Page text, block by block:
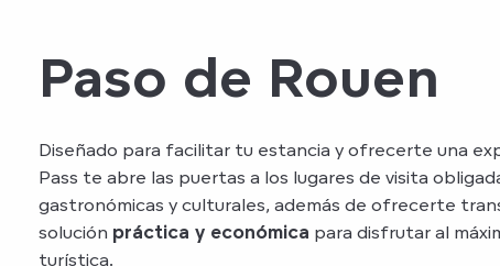
Paso de Rouen
Diseñado para facilitar tu estancia y ofrecerte una
Pass te abre las puertas a los lugares de visita
gastronómicas y culturales, además de ofrecerte
solución práctica y económica para disfrutar al
turística.